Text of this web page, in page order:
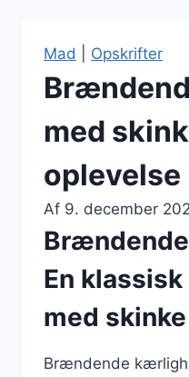
Mad Opskrifter
med
oplevelse
Af 9. december
En
med skinke
Brændende